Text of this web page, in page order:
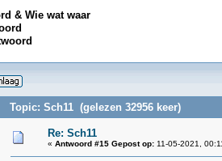
& Wie wat waar
Topic: Sch11 (gelezen 32956 keer)
Re: Sch11
« Antwoord #15 Gepost op:11-05-2021,